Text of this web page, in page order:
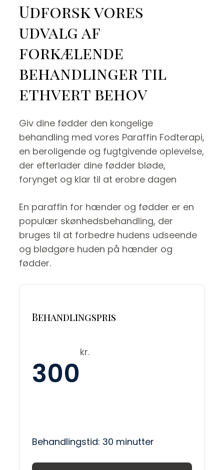
Udforsk vores
udvalg af
forkælende
behandlinger til
ethvert behov
Giv dine fødder den kongelige
behandling med vores Paraffin Fodterapi,
en beroligende og fugtgivende oplevelse,
der efterlader dine fødder bløde,
forynget og klar til at erobre dagen
En paraffin for hænder og fødder er en
populær skønhedsbehandling, der
bruges til at forbedre hudens udseende
og blødgøre huden på hænder og
fødder.
Behandlingspris
300
kr.
Behandlingstid: 30 minutter